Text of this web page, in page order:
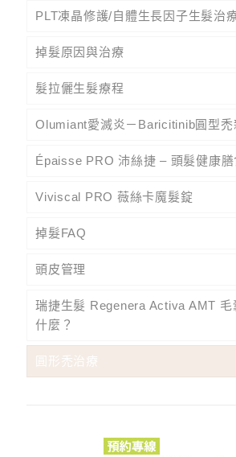
PLT凍晶修護/自體生長因子生髮治
掉髮原因與治療
髮拉儷生髮療程
Olumiant愛滅炎－Baricitinib圓型禿
Épaisse PRO 沛絲捷 – 頭髮健康膳
Viviscal PRO 薇絲卡魔髮錠
掉髮FAQ
頭皮管理
瑞捷生髮 Regenera Activa AMT 毛
什麼？
圓形禿治療